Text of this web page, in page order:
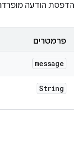
הדפסת הודעה
פרמטרים
message
String